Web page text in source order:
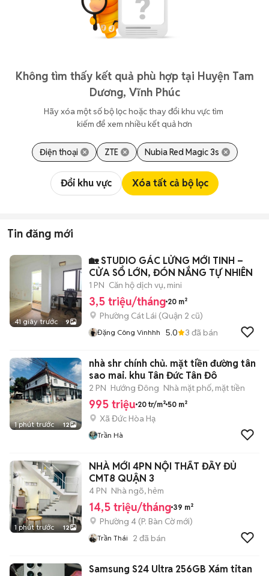
Không tìm thấy kết quả phù hợp tại Huyện Tam
Dương, Vĩnh Phúc
Hãy xóa một số bộ lọc hoặc thay đổi khu vực tìm
kiếm để xem nhiều kết quả hơn
Điện thoại ZTE Nubia Red Magic 3s
Đổi khu vực Xóa tất cả bộ lọc
Tin đăng mới
41 giây trước 9
🏡 STUDIO GÁC LỬNG MỚI TINH –
CỬA SỔ LỚN, ĐÓN NẮNG TỰ NHIÊN
1 PN Căn hộ dịch vụ, mini
3,5 triệu/tháng 20 m²
Phường Cát Lái (Quận 2 cũ)
Đặng Công Vinhhh 5.0 3 đã bán
1 phút trước 12
nhà shr chính chủ. mặt tiền đường tân
sao mai. khu Tân Đức Tân Đô
2 PN Hướng Đông Nhà mặt phố, mặt tiền
995 triệu 20 tr/m² 50 m²
Xã Đức Hòa Hạ
Trần Hà
1 phút trước 12
NHÀ MỚI 4PN NỘI THẤT ĐẦY ĐỦ
CMT8 QUẬN 3
4 PN Nhà ngõ, hẻm
14,5 triệu/tháng 39 m²
Phường 4 (P. Bàn Cờmới)
Trần Thái 2 đã bán
Samsung S24 Ultra 256GB Xám titan